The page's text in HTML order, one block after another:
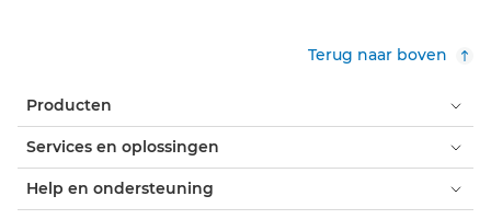
Terug naar boven
Producten
Services en oplossingen
Help en ondersteuning